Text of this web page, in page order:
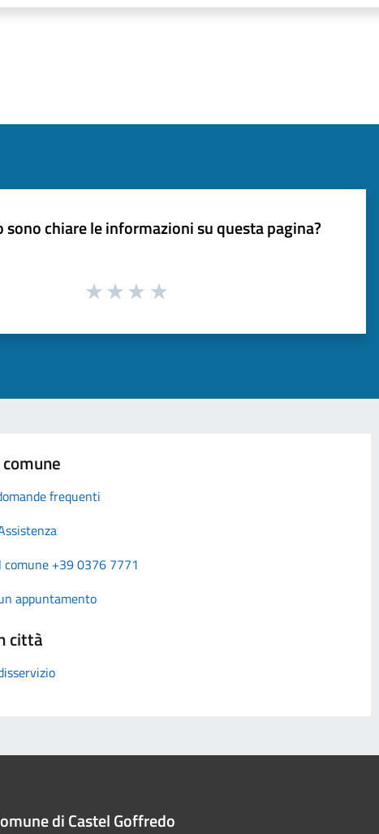
sono chiare le informazioni su questa pagina?
frequenti
comune +39 0376 7771
appuntamento
città
di Castel Goffredo